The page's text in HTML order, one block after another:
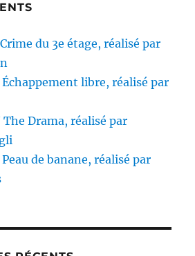
du 3e étage, réalisé par
libre, réalisé par
Drama, réalisé par
de banane, réalisé par